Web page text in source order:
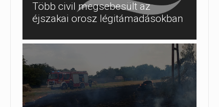
Több civil megsebesült az
éjszakai orosz légitámadásokban